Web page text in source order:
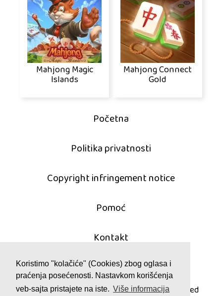
Koristimo "kolačiće" (Cookies) zbog oglasa i
praćenja posećenosti. Nastavkom korišćenja
veb-sajta pristajete na iste. Više informacija
Mahjong Magic
Islands
Mahjong Connect
Gold
Početna
Politika privatnosti
Copyright infringement notice
Pomoć
Kontakt
© 2011 - 2026 mahjong-igrice.com
All games are copyrighted and/or trademarked